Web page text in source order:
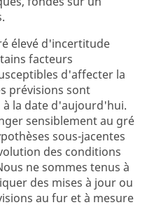
élevé d'incertitude
facteurs
d'affecter la
prévisions sont
la date d'aujourd'hui.
sensiblement au gré
sous-jacentes
des conditions
ne sommes tenus à
des mises à jour ou
au fur et à mesure